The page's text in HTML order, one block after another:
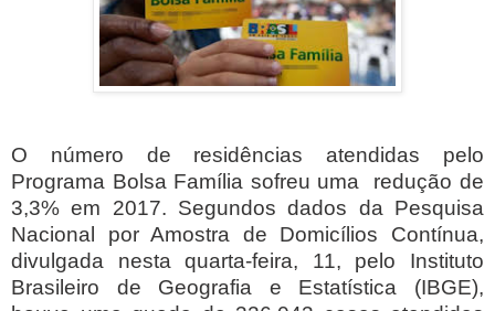
O número de residências atendidas pelo
Programa Bolsa Família sofreu uma redução de
3,3% em 2017. Segundos dados da Pesquisa
Nacional por Amostra de Domicílios Contínua,
divulgada nesta quarta-feira, 11, pelo Instituto
Brasileiro de Geografia e Estatística (IBGE),